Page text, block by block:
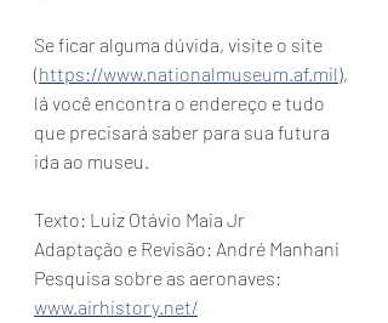
Se ficar alguma dúvida, visite o site
(https://www.nationalmuseum.af.mil),
lá você encontra o endereço e tudo
que precisará saber para sua futura
ida ao museu.
Texto: Luiz Otávio Maia Jr
Adaptação e Revisão: André Manhani
Pesquisa sobre as aeronaves:
www.airhistory.net/